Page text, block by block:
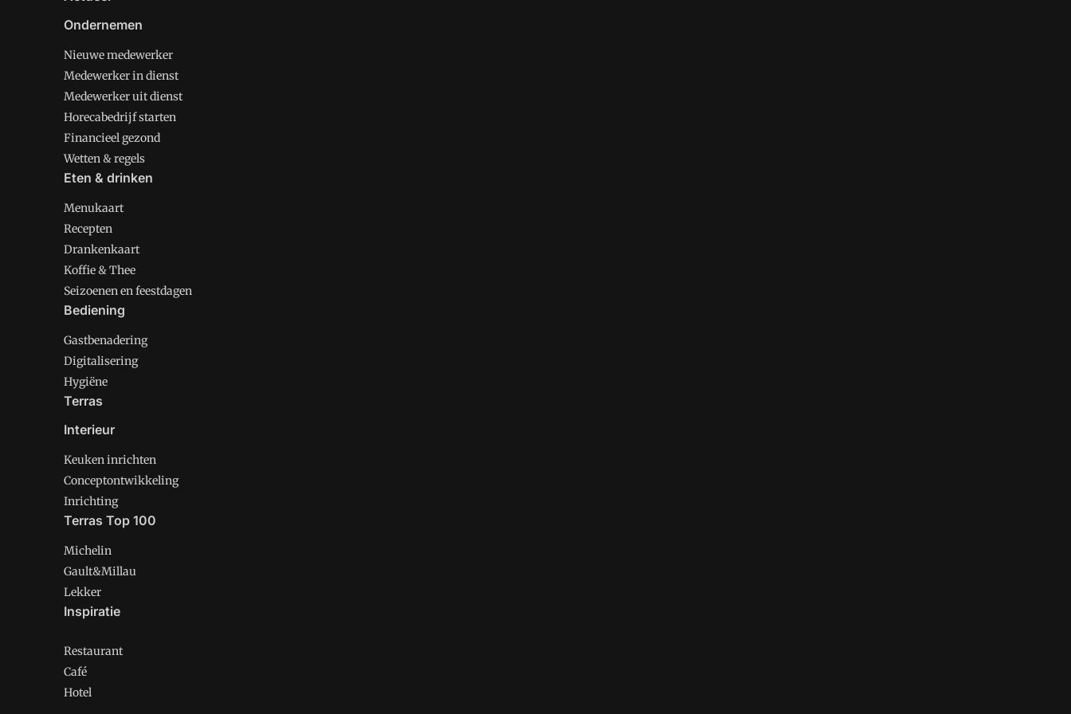
Ondernemen
Nieuwe medewerker
Medewerker in dienst
Medewerker uit dienst
Horecabedrijf starten
Financieel gezond
Wetten & regels
Eten & drinken
Menukaart
Recepten
Drankenkaart
Koffie & Thee
Seizoenen en feestdagen
Bediening
Gastbenadering
Digitalisering
Hygiëne
Terras
Interieur
Keuken inrichten
Conceptontwikkeling
Inrichting
Terras Top 100
Michelin
Gault&Millau
Lekker
Inspiratie
Restaurant
Café
Hotel